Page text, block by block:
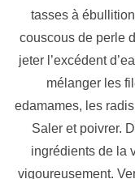
tasses à
couscous de perle
jeter l’excédent
mélanger les
edamames, les
Saler et poivrer.
ingrédients de la
vigoureusement.